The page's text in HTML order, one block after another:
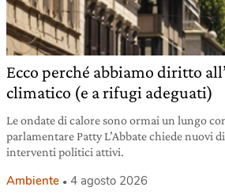
Ecco perché abbiamo diritto
climatico (e a rifugi adeguati)
Le ondate di calore sono ormai un lungo
parlamentare Patty L’Abbate chiede nuovi
interventi politici attivi.
Ambiente 4 agosto 2026